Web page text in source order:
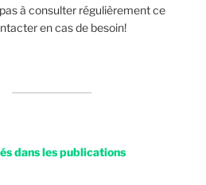
à consulter régulièrement ce
en cas de besoin!
dans les publications